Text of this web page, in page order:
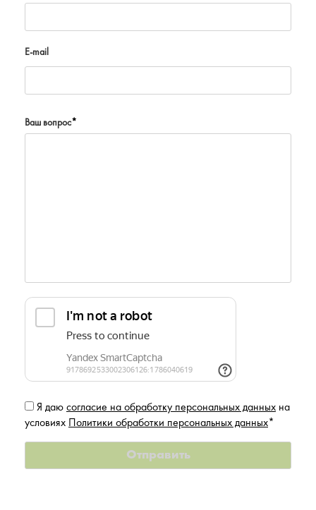
E-mail
Ваш вопрос*
Я даю согласие на обработку персональных данных на
условиях Политики обработки персональных данных*